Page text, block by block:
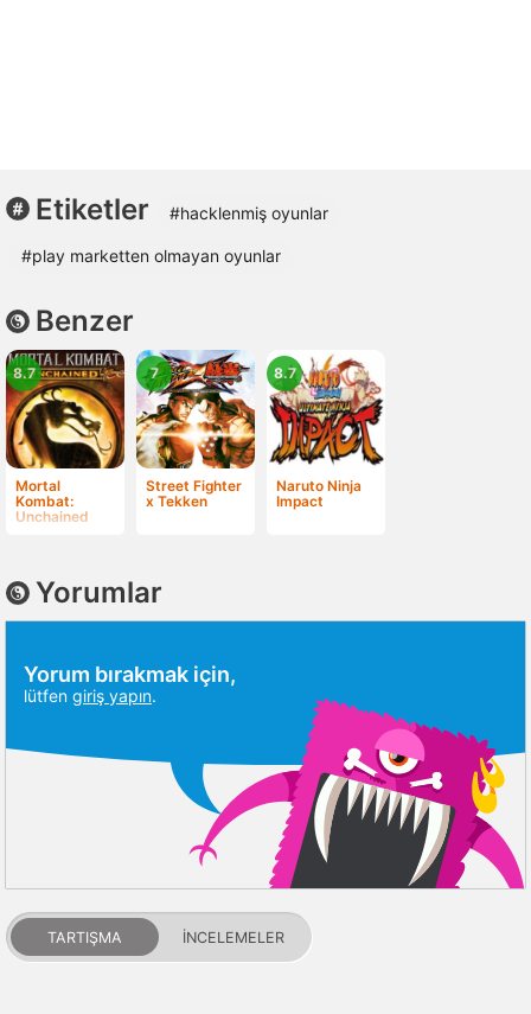
Etiketler #hacklenmiş oyunlar
#play marketten olmayan oyunlar
Benzer
Mortal
Kombat:
Unchained
8.7
Street Fighter
x Tekken
7
Naruto Ninja
Impact
8.7
Yorumlar
Yorum bırakmak için,
lütfen giriş yapın.
TARTIŞMA İNCELEMELER